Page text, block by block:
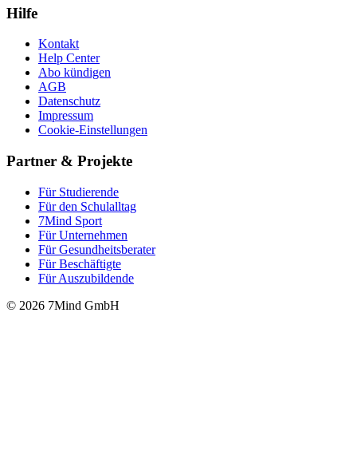
Hilfe
Kontakt
Help Center
Abo kündigen
AGB
Datenschutz
Impressum
Cookie-Einstellungen
Partner & Projekte
Für Stu­die­rende
Für den Schulalltag
7Mind Sport
Für Unter­neh­men
Für Gesund­heits­be­ra­ter
Für Beschäftigte
Für Auszubildende
© 2026 7Mind GmbH